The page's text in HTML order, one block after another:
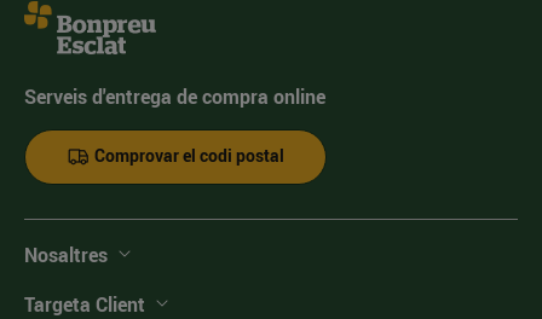
Serveis d'entrega de compra online
Comprovar el codi postal
Nosaltres
Targeta Client